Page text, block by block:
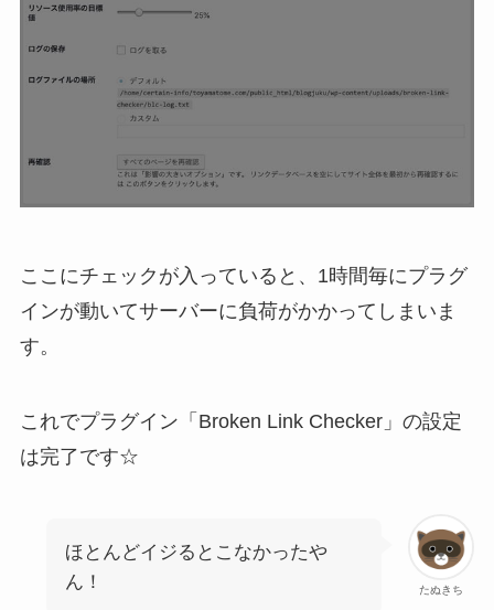
ここにチェックが入っていると、1時間毎にプラグ
インが動いてサーバーに負荷がかかってしまいま
す。
これでプラグイン「Broken Link Checker」の設定
は完了です☆
たぬきち
ほとんどイジるとこなかったや
ん！